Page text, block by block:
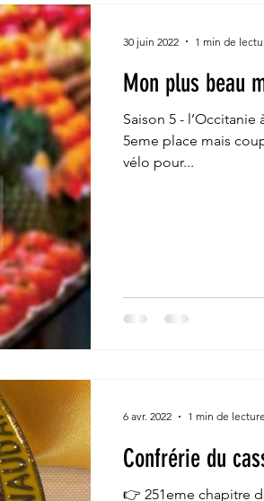
Mon plus beau
Saison 5 - l’Occitanie
5eme place mais
vélo pour...
30 juin 2022 1 min de
Confrérie du
👉 251eme chapitre
6 avr. 2022 1 min de lecture